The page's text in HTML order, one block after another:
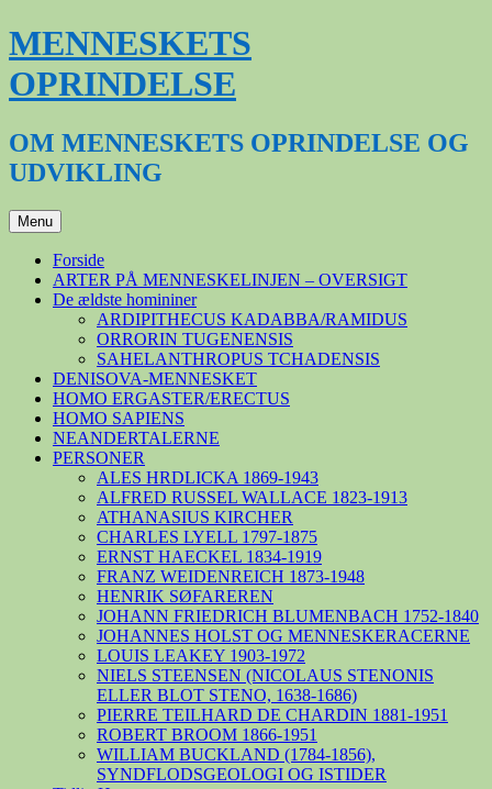
Hop
til
indhold
MENNESKETS
OPRINDELSE
OM MENNESKETS OPRINDELSE OG
UDVIKLING
Menu
Forside
ARTER PÅ MENNESKELINJEN – OVERSIGT
De ældste homininer
ARDIPITHECUS KADABBA/RAMIDUS
ORRORIN TUGENENSIS
SAHELANTHROPUS TCHADENSIS
DENISOVA-MENNESKET
HOMO ERGASTER/ERECTUS
HOMO SAPIENS
NEANDERTALERNE
PERSONER
ALES HRDLICKA 1869-1943
ALFRED RUSSEL WALLACE 1823-1913
ATHANASIUS KIRCHER
CHARLES LYELL 1797-1875
ERNST HAECKEL 1834-1919
FRANZ WEIDENREICH 1873-1948
HENRIK SØFAREREN
JOHANN FRIEDRICH BLUMENBACH 1752-1840
JOHANNES HOLST OG MENNESKERACERNE
LOUIS LEAKEY 1903-1972
NIELS STEENSEN (NICOLAUS STENONIS
ELLER BLOT STENO, 1638-1686)
PIERRE TEILHARD DE CHARDIN 1881-1951
ROBERT BROOM 1866-1951
WILLIAM BUCKLAND (1784-1856),
SYNDFLODSGEOLOGI OG ISTIDER